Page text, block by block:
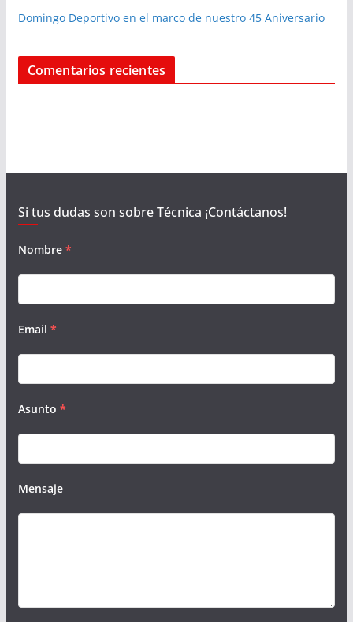
Domingo Deportivo en el marco de nuestro 45 Aniversario
Comentarios recientes
Si tus dudas son sobre Técnica ¡Contáctanos!
Nombre *
Email *
Asunto *
Mensaje